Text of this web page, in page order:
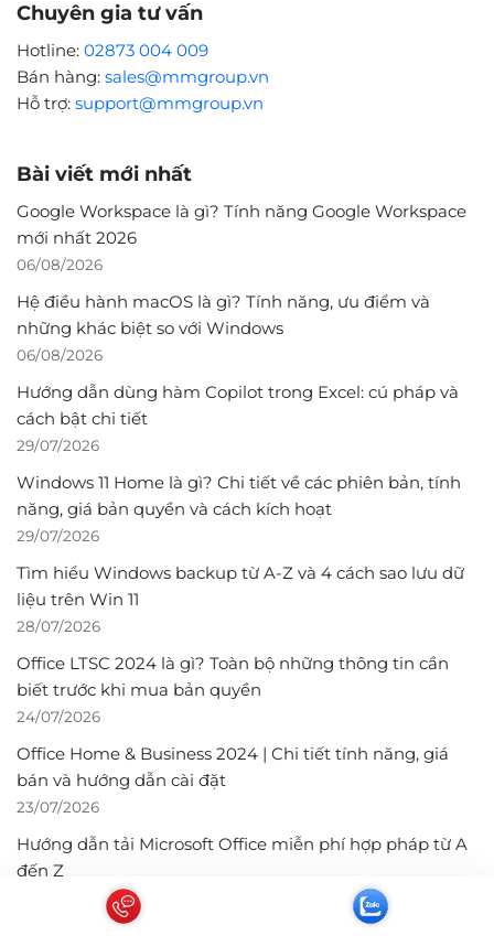
Chuyên gia tư vấn
Hotline: 02873 004 009
Bán hàng: sales@mmgroup.vn
Hỗ trợ: support@mmgroup.vn
Bài viết mới nhất
Google Workspace là gì? Tính năng Google Workspace
mới nhất 2026
06/08/2026
Hệ điều hành macOS là gì? Tính năng, ưu điểm và
những khác biệt so với Windows
06/08/2026
Hướng dẫn dùng hàm Copilot trong Excel: cú pháp và
cách bật chi tiết
29/07/2026
Windows 11 Home là gì? Chi tiết về các phiên bản, tính
năng, giá bản quyền và cách kích hoạt
29/07/2026
Tìm hiểu Windows backup từ A-Z và 4 cách sao lưu dữ
liệu trên Win 11
28/07/2026
Office LTSC 2024 là gì? Toàn bộ những thông tin cần
biết trước khi mua bản quyền
24/07/2026
Office Home & Business 2024 | Chi tiết tính năng, giá
bán và hướng dẫn cài đặt
23/07/2026
Hướng dẫn tải Microsoft Office miễn phí hợp pháp từ A
đến Z